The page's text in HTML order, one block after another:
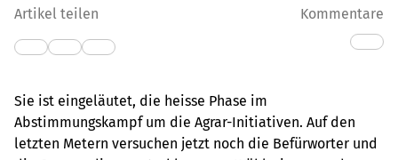
Artikel teilen Kommentare
Sie ist eingeläutet, die heisse Phase im
Abstimmungskampf um die Agrar-Initiativen. Auf den
letzten Metern versuchen jetzt noch die Befürworter und